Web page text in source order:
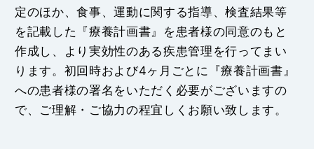
定のほか、食事、運動に関する指導、検査結果等
を記載した『療養計画書』を患者様の同意のもと
作成し、より実効性のある疾患管理を行ってまい
ります。初回時および4ヶ月ごとに『療養計画書』
への患者様の署名をいただく必要がございますの
で、ご理解・ご協力の程宜しくお願い致します。